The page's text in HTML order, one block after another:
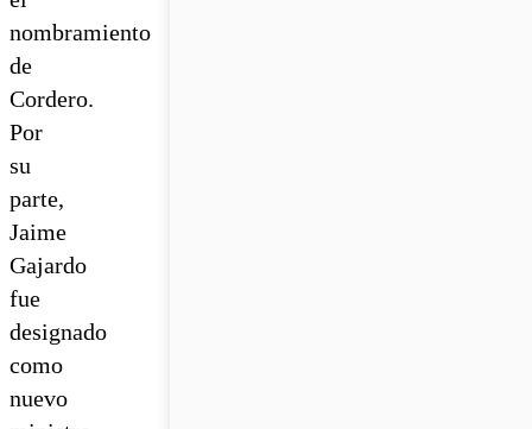
nombramiento
de
Cordero.
Por
su
parte,
Jaime
Gajardo
fue
designado
como
nuevo